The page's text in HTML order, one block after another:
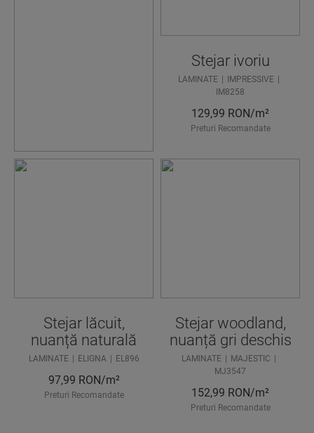
Stejar ivoriu
LAMINATE
IMPRESSIVE
IM8258
129,99 RON/m²
Preturi Recomandate
Stejar lăcuit,
nuanță naturală
LAMINATE ELIGNA EL896
97,99 RON/m²
Preturi Recomandate
Stejar woodland,
nuanță gri deschis
LAMINATE
MAJESTIC
MJ3547
152,99 RON/m²
Preturi Recomandate